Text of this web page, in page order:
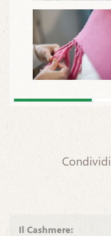
Condividi
Il Cashmere: